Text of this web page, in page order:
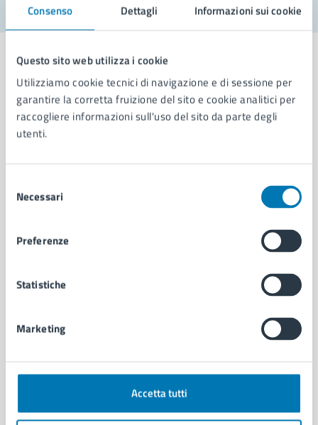
Consenso Dettagli Informazioni sui cookie
Questo sito web utilizza i cookie
Utilizziamo cookie tecnici di navigazione e di sessione per
garantire la corretta fruizione del sito e cookie analitici per
raccogliere informazioni sull'uso del sito da parte degli
utenti.
delNecessari
Preferenze
Statistiche
Marketing
Accetta tutti
Comune di Napoli
Organi di governo
Enti e fondazioni
Personale amministrativo
Documenti e dati
Ambiente
Autorizzazioni